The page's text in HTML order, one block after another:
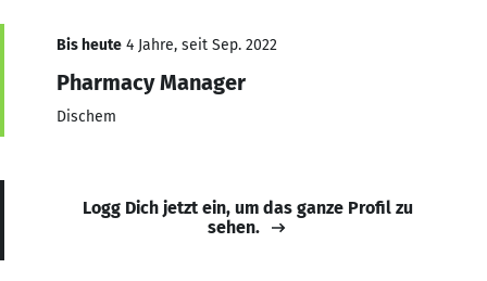
Bis heute 4 Jahre, seit Sep. 2022
Pharmacy Manager
Dischem
Logg Dich jetzt ein, um das ganze Profil zu
sehen.